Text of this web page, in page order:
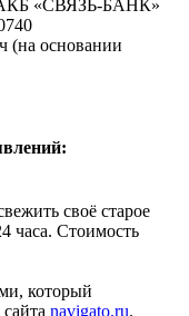
«СВЯЗЬ-БАНК»
(на основании
своё старое
часа. Стоимость
который
navigato.ru.